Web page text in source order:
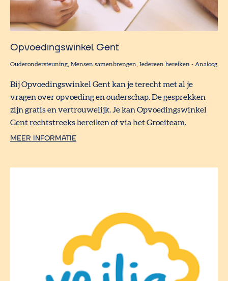
Opvoedingswinkel Gent
Ouderondersteuning Mensen samenbrengen Iedereen bereiken - Analoog
Bij Opvoedingswinkel Gent kan je terecht met al je
vragen over opvoeding en ouderschap. De gesprekken
zijn gratis en vertrouwelijk. Je kan Opvoedingswinkel
Gent rechtstreeks bereiken of via het Groeiteam.
MEER INFORMATIE